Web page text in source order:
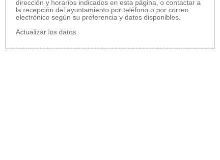
dirección y horarios indicados en esta página, o contactar a
la recepción del ayuntamiento por teléfono o por correo
electrónico según su preferencia y datos disponibles.
Actualizar los datos